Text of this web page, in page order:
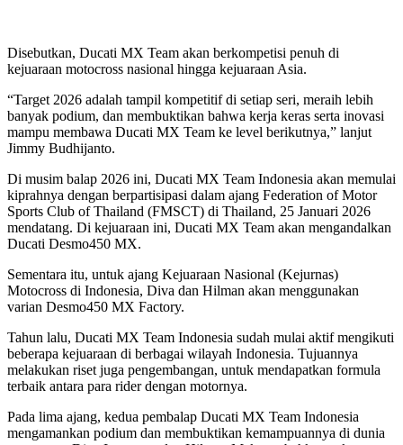
Disebutkan, Ducati MX Team akan berkompetisi penuh di
kejuaraan motocross nasional hingga kejuaraan Asia.
“Target 2026 adalah tampil kompetitif di setiap seri, meraih lebih
banyak podium, dan membuktikan bahwa kerja keras serta inovasi
mampu membawa Ducati MX Team ke level berikutnya,” lanjut
Jimmy Budhijanto.
Di musim balap 2026 ini, Ducati MX Team Indonesia akan memulai
kiprahnya dengan berpartisipasi dalam ajang Federation of Motor
Sports Club of Thailand (FMSCT) di Thailand, 25 Januari 2026
mendatang. Di kejuaraan ini, Ducati MX Team akan mengandalkan
Ducati Desmo450 MX.
Sementara itu, untuk ajang Kejuaraan Nasional (Kejurnas)
Motocross di Indonesia, Diva dan Hilman akan menggunakan
varian Desmo450 MX Factory.
Tahun lalu, Ducati MX Team Indonesia sudah mulai aktif mengikuti
beberapa kejuaraan di berbagai wilayah Indonesia. Tujuannya
melakukan riset juga pengembangan, untuk mendapatkan formula
terbaik antara para rider dengan motornya.
Pada lima ajang, kedua pembalap Ducati MX Team Indonesia
mengamankan podium dan membuktikan kemampuannya di dunia